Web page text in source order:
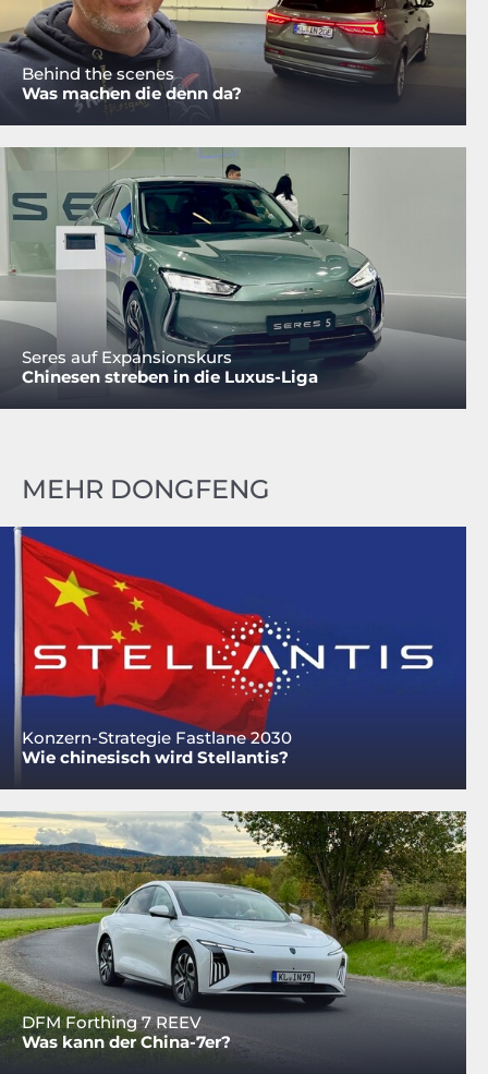
Behind the scenes
Was machen die denn da?
Seres auf Expansionskurs
Chinesen streben in die Luxus-Liga
MEHR DONGFENG
Konzern-Strategie Fastlane 2030
Wie chinesisch wird Stellantis?
DFM Forthing 7 REEV
Was kann der China-7er?